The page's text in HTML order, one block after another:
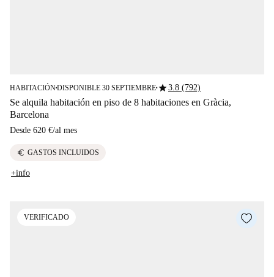
HABITACIÓN■DISPONIBLE 30 SEPTIEMBRE■star3.8 (792)
Se alquila habitación en piso de 8 habitaciones en Gràcia,
Barcelona
Desde 620 €/al mes
euro GASTOS INCLUIDOS
+info
VERIFICADO